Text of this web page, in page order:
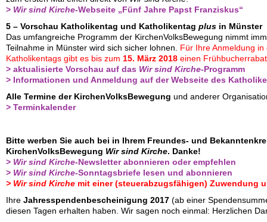
> Wir sind Kirche-Webseite „Fünf Jahre Papst Franziskus“
5 – Vorschau Katholikentag und Katholikentag plus in Münster
Das umfangreiche Programm der KirchenVolksBewegung nimmt
Teilnahme in Münster wird sich sicher lohnen. Für Ihre Anmeldung
Katholikentags gibt es bis zum 15. März 2018 einen
> aktualisierte Vorschau auf das Wir sind Kirche-Programm
> Informationen und Anmeldung auf der Webseite des
Alle Termine der KirchenVolksBewegung und anderer
> Terminkalender
Bitte werben Sie auch bei in Ihrem Freundes- und
KirchenVolksBewegung Wir sind Kirche. Danke!
> Wir sind Kirche-Newsletter abonnieren oder empfehlen
> Wir sind Kirche-Sonntagsbriefe lesen und abonnieren
> Wir sind Kirche mit einer (steuerabzugsfähigen) Zuwendung
Ihre Jahresspendenbescheinigung 2017 (ab einer
diesen Tagen erhalten haben. Wir sagen noch einmal: Herzlichen